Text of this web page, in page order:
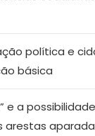
política e
básica
e a
arestas